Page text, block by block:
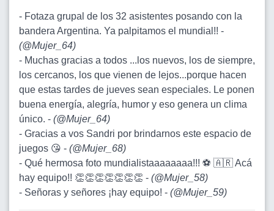
- Fotaza grupal de los 32 asistentes posando con la
bandera Argentina. Ya palpitamos el mundial!! -
(@Mujer_64)
- Muchas gracias a todos ...los nuevos, los de siempre,
los cercanos, los que vienen de lejos...porque hacen
que estas tardes de jueves sean especiales. Le ponen
buena energía, alegría, humor y eso genera un clima
único. - (@Mujer_64)
- Gracias a vos Sandri por brindarnos este espacio de
juegos 😘 - (@Mujer_68)
- Qué hermosa foto mundialistaaaaaaaa!!! ⚽️ 🇦🇷 Acá
hay equipo!! 👏👏👏👏👏👏👏 - (@Mujer_58)
- Señoras y señores ¡hay equipo! - (@Mujer_59)